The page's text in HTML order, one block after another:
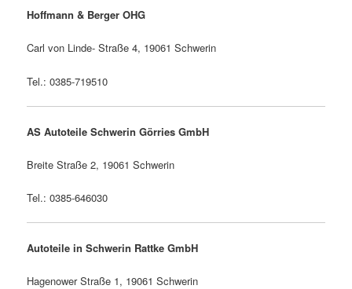
Hoffmann & Berger OHG
Carl von Linde- Straße 4, 19061 Schwerin
Tel.: 0385-719510
AS Autoteile Schwerin Görries GmbH
Breite Straße 2, 19061 Schwerin
Tel.: 0385-646030
Autoteile in Schwerin Rattke GmbH
Hagenower Straße 1, 19061 Schwerin